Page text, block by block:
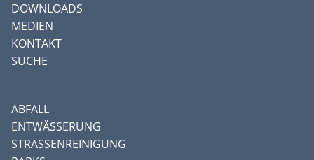
DOWNLOADS
MEDIEN
KONTAKT
SUCHE
ABFALL
ENTWÄSSERUNG
STRASSENREINIGUNG